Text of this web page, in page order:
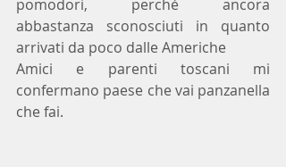
pomodori, perché ancora
abbastanza sconosciuti in quanto
arrivati da poco dalle Americhe
Amici e parenti toscani mi
confermano paese che vai panzanella
che fai.